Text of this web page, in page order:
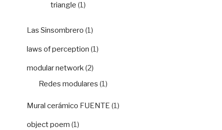
triangle (1)
Las Sinsombrero (1)
laws of perception (1)
modular network(2)
Redes modulares (1)
Mural cerámico FUENTE (1)
object poem (1)